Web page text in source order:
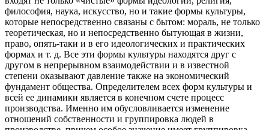
философия, наука, искусство, но и такие формы культуры,
которые непосредственно связаны с бытом: мораль, не только
теоретическая, но и непосредственно бытующая в жизни,
право, опять-таки и в его идеологических и практических
формах и т. д. Все эти формы культуры находятся друг с
другом в непрерывном взаимодействии и в известной
степени оказывают давление также на экономический
фундамент общества. Определителем всех форм культуры и
всей ее динамики является в конечном счете процесс
производства. Именно им обусловливается изменение
отношений собственности и группировка людей в